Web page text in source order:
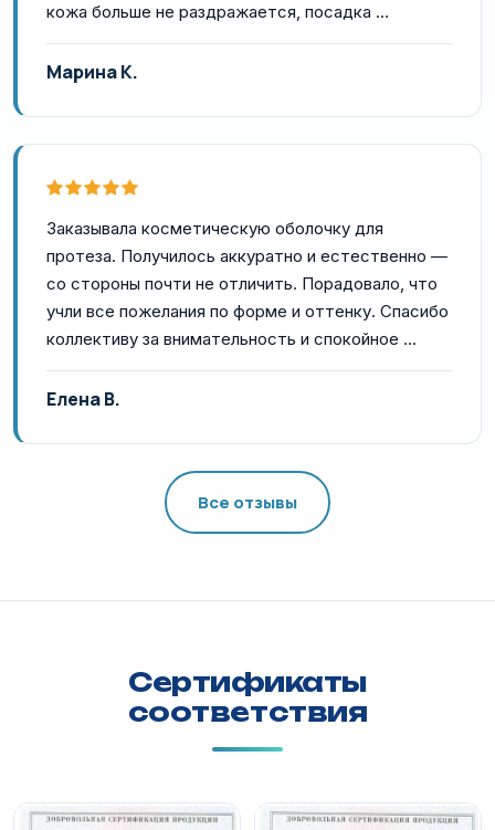
кожа больше не раздражается, посадка …
Марина К.
Заказывала косметическую оболочку для
протеза. Получилось аккуратно и естественно —
со стороны почти не отличить. Порадовало, что
учли все пожелания по форме и оттенку. Спасибо
коллективу за внимательность и спокойное …
Елена В.
Все отзывы
Сертификаты
соответствия